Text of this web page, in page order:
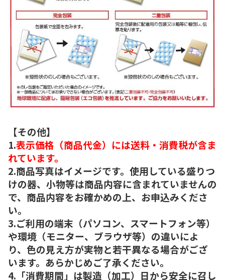
【その他】
1.表示価格（商品代金）には送料・消費税が含ま
れています。
2.商品写真はイメージです。使用している盛りつ
けの器、小物等は商品内容に含まれていませんの
で、商品内容をお確かめの上、お申込みくださ
い。
3.ご利用の端末（パソコン、スマートフォン等）
や環境（モニター、ブラウザ等）の違いによ
り、色の見え方が実物と若干異なる場合がござ
います。あらかじめご了承ください。
4.「消費期間」は製造（加工）日から安全に召し